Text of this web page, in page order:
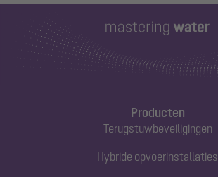
Producten
Terugstuwbeveiligingen
Hybride opvoerinstallaties